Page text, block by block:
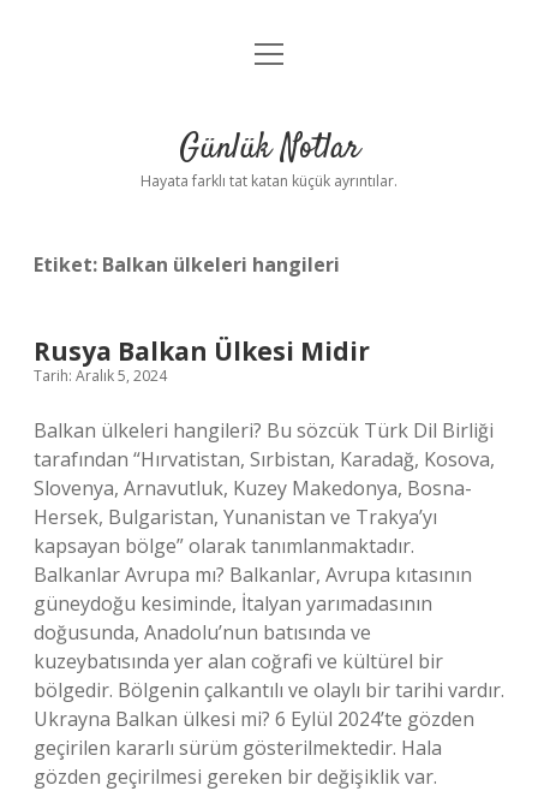
Anasayfa
Yasal Uyarı
menüyü
Günlük Notlar
Hayata farklı tat katan küçük ayrıntılar.
Etiket: Balkan ülkeleri hangileri
Rusya Balkan Ülkesi Midir
Tarih: Aralık 5, 2024
Balkan ülkeleri hangileri? Bu sözcük Türk Dil Birliği
tarafından “Hırvatistan, Sırbistan, Karadağ, Kosova,
Slovenya, Arnavutluk, Kuzey Makedonya, Bosna-
Hersek, Bulgaristan, Yunanistan ve Trakya’yı
kapsayan bölge” olarak tanımlanmaktadır.
Balkanlar Avrupa mı? Balkanlar, Avrupa kıtasının
güneydoğu kesiminde, İtalyan yarımadasının
doğusunda, Anadolu’nun batısında ve
kuzeybatısında yer alan coğrafi ve kültürel bir
bölgedir. Bölgenin çalkantılı ve olaylı bir tarihi vardır.
Ukrayna Balkan ülkesi mi? 6 Eylül 2024’te gözden
geçirilen kararlı sürüm gösterilmektedir. Hala
gözden geçirilmesi gereken bir değişiklik var.